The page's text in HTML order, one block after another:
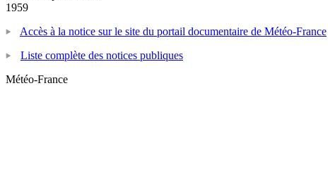
1959
Accès à la notice sur le site du portail documentaire de Météo-France
Liste complète des notices publiques
Météo-France